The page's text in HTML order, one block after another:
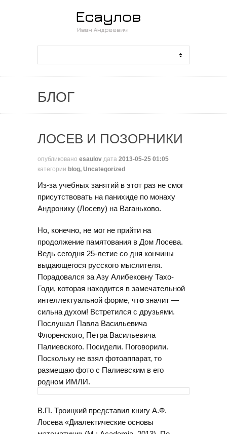
БЛОГ
ЛОСЕВ И ПОЗОРНИКИ
опубликовано esaulov дата 2013-05-25 01:05
категории blog, Uncategorized
Из-за учебных занятий в этот раз не смог
присутствовать на панихиде по монаху
Андронику (Лосеву) на Ваганьково.
Но, конечно, не мог не прийти на
продолжение памятования в Дом Лосева.
Ведь сегодня 25-летие со дня кончины
выдающегося русского мыслителя.
Порадовался за Азу Алибековну Тахо-
Годи, которая находится в замечательной
интеллектуальной форме, что значит —
сильна духом! Встретился с друзьями.
Послушал Павла Васильевича
Флоренского, Петра Васильевича
Палиевского. Посидели. Поговорили.
Поскольку не взял фотоаппарат, то
размещаю фото с Палиевским в его
родном ИМЛИ.
В.П. Троицкий представил книгу А.Ф.
Лосева «Диалектические основы